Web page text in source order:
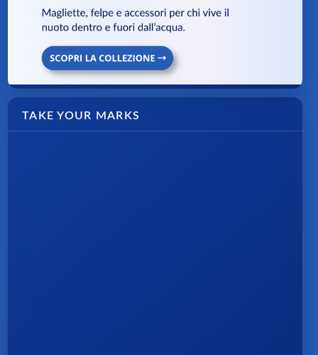
TAKE YOUR MARKS